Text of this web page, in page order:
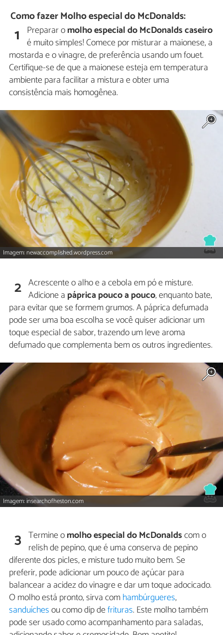
Como fazer Molho especial do McDonalds:
1 Preparar omolho especial do McDonalds caseiro
é muito simples! Comece por misturar a maionese, a
mostarda e o vinagre, de preferência usando um fouet.
Certifique-se de que a maionese esteja em temperatura
ambiente para facilitar a mistura e obter uma
consistência mais homogênea.
Imagem: newaccomplished.wordpress.com
2 Acrescente o alho e a cebola em pó e misture.
Adicione a páprica pouco a pouco, enquanto bate,
para evitar que se formem grumos. A páprica defumada
pode ser uma boa escolha se você quiser adicionar um
toque especial de sabor, trazendo um leve aroma
defumado que complementa bem os outros ingredientes.
Imagem: insearchofheston.com
3 Termine omolho especial do McDonaldscom o
relish de pepino, que é uma conserva de pepino
diferente dos picles, e misture tudo muito bem. Se
preferir, pode adicionar um pouco de açúcar para
balancear a acidez do vinagre e dar um toque adocicado.
O molho está pronto, sirva comhambúrgueres,
sanduíchesou como dip defrituras. Este molho também
pode ser usado como acompanhamento para saladas,